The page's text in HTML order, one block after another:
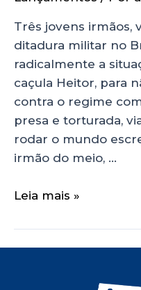
Três jovens irmãos,
ditadura militar no
radicalmente a
caçula Heitor, para
contra o regime
presa e torturada,
rodar o mundo
irmão do meio, …
Leia mais »